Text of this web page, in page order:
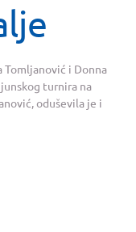
i Donna
turnira na
oduševila je i